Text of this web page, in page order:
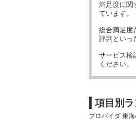
満足度に関
ています。
総合満足度
評判といっ
サービス検
ください。
項目別
プロバイダ 東